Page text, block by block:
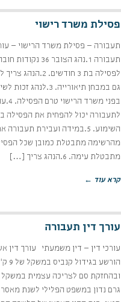
פסילת משרד רישוי
תעבורה – פסילת משרד הרישוי –
תעבורה 1.נהג הצובר 36
לפסילה בת 3 חודשים.
גם במבחן תיאורייה. 3.לנהג
בפני
לתעבורה יכול להפחית את הפסילה
השימוע. 5.במידה ועבירת תעבורה
מהרשימה מתבטלת כמובן שכל
מתבטלת עימה. 6.הנהג צריך […]
קרא עוד ←
עורך דין תעבורה
עורכי דין – דין משמעתי עורך דין
הורשע בגידול
גרם נדון במשפט הפלילי לשנת